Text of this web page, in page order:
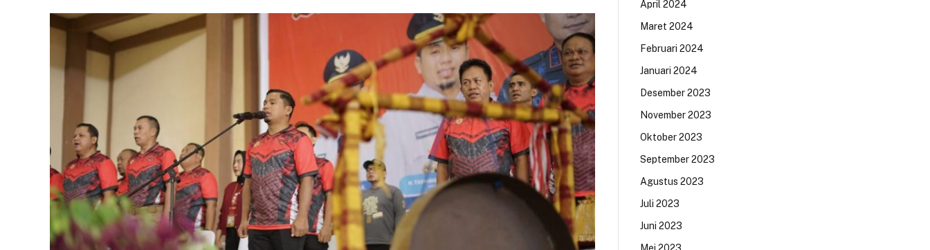
April 2024
Maret 2024
Februari 2024
Januari 2024
Desember 2023
November 2023
Oktober 2023
September 2023
Agustus 2023
Juli 2023
Juni 2023